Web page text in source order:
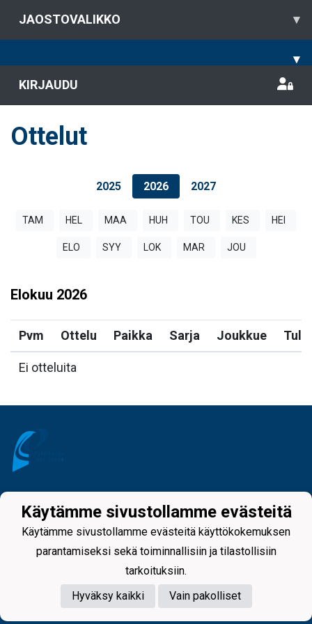
JAOSTOVALIKKO ▾
▾
KIRJAUDU
Ottelut
2025 2026 2027
TAM HEL MAA HUH TOU KES HEI
ELO SYY LOK MAR JOU
Elokuu 2026
Pvm Ottelu Paikka Sarja Joukkue
Ei otteluita
Powered by
Käytämme sivustollamme evästeitä
Käytämme sivustollamme evästeitä käyttökokemuksen
parantamiseksi sekä toiminnallisiin ja tilastollisiin
tarkoituksiin.
Hyväksy kaikki
Vain pakolliset